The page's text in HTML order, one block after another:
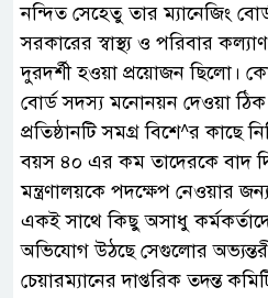
নন্দিত সেহেতু তার ম্যানেজিং
সরকারের স্বাস্থ্য ও পরিবার
দুরদর্শী হওয়া প্রয়োজন ছিলো।
বোর্ড সদস্য মনোনয়ন দেওয়া
প্রতিষ্ঠানটি সমগ্র বিশে^র কাছে
বয়স ৪০ এর কম তাদেরকে বাদ
মন্ত্রণালয়কে পদক্ষেপ নেওয়ার
একই সাথে কিছু অসাধু
অভিযোগ উঠছে সেগুলোর
চেয়ারম্যানের দাপ্তরিক তদন্ত